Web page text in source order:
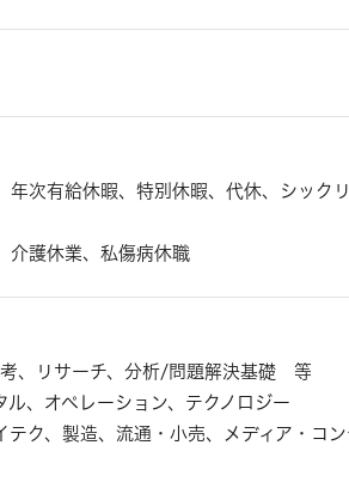
次有給休暇、特別休暇、代休、シックリ
介護休業、私傷病休職
考、リサーチ、分析/問題解決基礎 等
ル、オペレーション、テクノロジー
テク、製造、流通・小売、メディア・コン